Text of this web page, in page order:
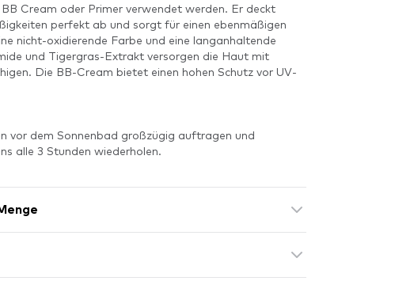
Cream oder Primer verwendet werden. Er deckt
perfekt ab und sorgt für einen ebenmäßigen
nicht-oxidierende Farbe und eine langanhaltende
und Tigergras-Extrakt versorgen die Haut mit
Die BB-Cream bietet einen hohen Schutz vor UV-
vor dem Sonnenbad großzügig auftragen und
alle 3 Stunden wiederholen.